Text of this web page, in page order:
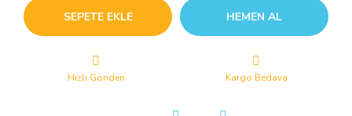
SEPETE EKLE HEMEN AL
Hızlı Gönderi Kargo Bedava